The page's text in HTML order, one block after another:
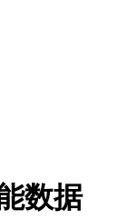
数据